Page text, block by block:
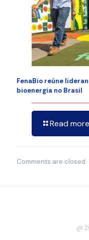
FenaBio reúne
bioenergia no Brasil
Read more
Comments are closed.
@